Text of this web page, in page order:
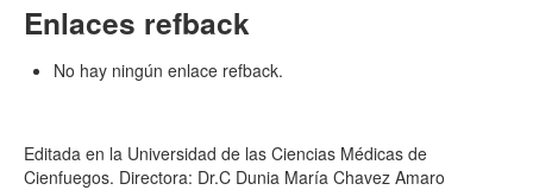
Enlaces refback
No hay ningún enlace refback.
Editada en la Universidad de las Ciencias Médicas de
Cienfuegos. Directora: Dr.C Dunia María Chavez Amaro